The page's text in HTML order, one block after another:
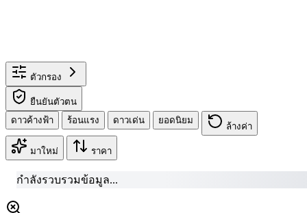
ตัวกรอง
ยืนยันตัวตน
ดาวค้างฟ้า
ร้อนแรง ดาวเด่น ยอดนิยม
ล้างค่า
มาใหม่ ราคา